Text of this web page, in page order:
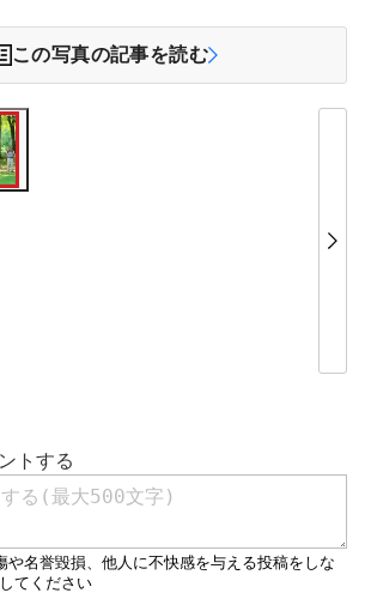
この写真の記事を読む